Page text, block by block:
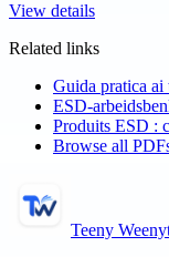
View details
Related links
Guida pratica ai
ESD-
Produits ESD :
Browse all
Teeny